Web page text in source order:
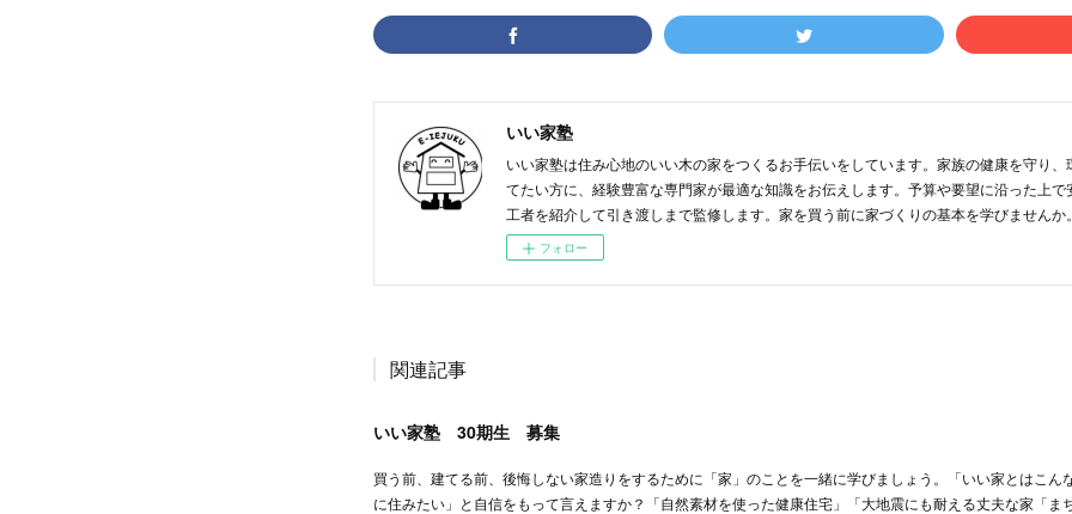
いい家塾
いい家塾は住み心地のいい木の家をつくるお手伝いをしています。家族の健康を守り
てたい方に、経験豊富な専門家が最適な知識をお伝えします。予算や要望に沿った上
工者を紹介して引き渡しまで監修します。家を買う前に家づくりの基本を学びませんか。
フォロー
関連記事
いい家塾 30期生 募集
買う前、建てる前、後悔しない家造りをするために「家」のことを一緒に学びましょう。「いい家とはこん
に住みたい」と自信をもって言えますか？「自然素材を使った健康住宅」「大地震にも耐える丈夫な家「